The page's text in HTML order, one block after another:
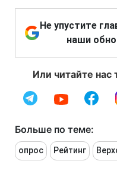
Не упустите
наши
Или читайте нас
Больше по теме:
опрос Рейтинг